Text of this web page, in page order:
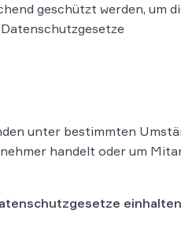
geschützt werden, um
unter bestimmten
handelt oder um
einhalten